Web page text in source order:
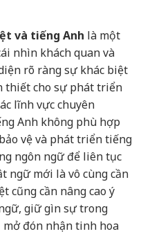
và tiếng Anh là một
nhìn khách quan và
rõ ràng sự khác biệt
thiết cho sự phát triển
lĩnh vực chuyên
Anh không phù hợp
vệ và phát triển tiếng
ngôn ngữ để liên tục
ngữ mới là vô cùng cần
cũng cần nâng cao ý
giữ gìn sự trong
mở đón nhận tinh hoa